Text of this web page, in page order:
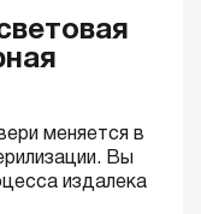
меняется в
Вы
издалека